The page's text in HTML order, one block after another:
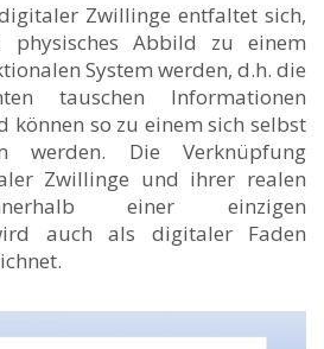
Zwillinge entfaltet sich,
Abbild zu einem
System werden, d.h. die
tauschen Informationen
können so zu einem sich selbst
werden. Die Verknüpfung
Zwillinge und ihrer realen
einer einzigen
auch als digitaler Faden